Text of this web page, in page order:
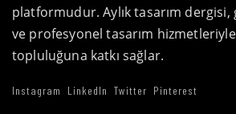
platformudur. Aylık tasarım
ve profesyonel tasarım
topluluğuna katkı sağlar.
Instagram LinkedIn Twitter Pinterest